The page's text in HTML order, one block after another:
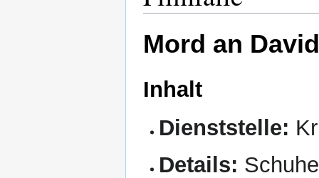
Mord an
Inhalt
Dienststelle:
Details: